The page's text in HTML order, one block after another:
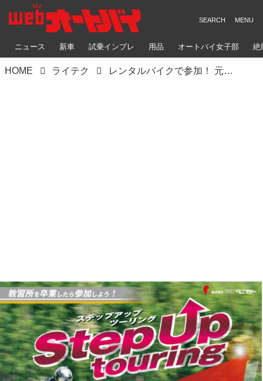
ニュース 新車 試乗インプレ 用品 オートバイ女子部 絶
HOME ライテク レンタルバイクで参加！ 元白バイ隊員による、ツーリングに行くための超実践レッスン！